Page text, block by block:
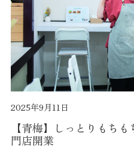
2025年9月11日
【青梅】しっとりもち
門店開業